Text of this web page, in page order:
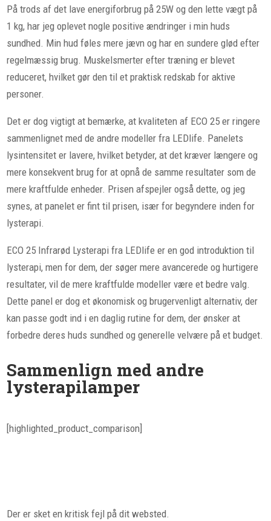
På trods af det lave energiforbrug på 25W og den lette vægt på
1 kg, har jeg oplevet nogle positive ændringer i min huds
sundhed. Min hud føles mere jævn og har en sundere glød efter
regelmæssig brug. Muskelsmerter efter træning er blevet
reduceret, hvilket gør den til et praktisk redskab for aktive
personer.
Det er dog vigtigt at bemærke, at kvaliteten af ECO 25 er ringere
sammenlignet med de andre modeller fra LEDlife. Panelets
lysintensitet er lavere, hvilket betyder, at det kræver længere og
mere konsekvent brug for at opnå de samme resultater som de
mere kraftfulde enheder. Prisen afspejler også dette, og jeg
synes, at panelet er fint til prisen, især for begyndere inden for
lysterapi.
ECO 25 Infrarød Lysterapi fra LEDlife er en god introduktion til
lysterapi, men for dem, der søger mere avancerede og hurtigere
resultater, vil de mere kraftfulde modeller være et bedre valg.
Dette panel er dog et økonomisk og brugervenligt alternativ, der
kan passe godt ind i en daglig rutine for dem, der ønsker at
forbedre deres huds sundhed og generelle velvære på et budget.
Sammenlign med andre
lysterapilamper
[highlighted_product_comparison]
Der er sket en kritisk fejl på dit websted.